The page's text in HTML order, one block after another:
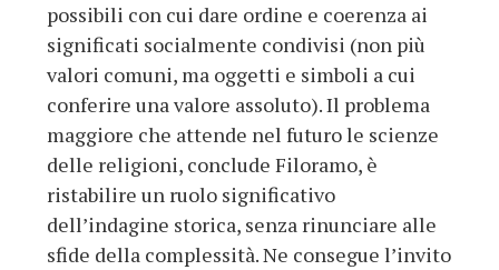
possibili con cui dare ordine e coerenza ai
significati socialmente condivisi (non più
valori comuni, ma oggetti e simboli a cui
conferire una valore assoluto). Il problema
maggiore che attende nel futuro le scienze
delle religioni, conclude Filoramo, è
ristabilire un ruolo significativo
dell’indagine storica, senza rinunciare alle
sfide della complessità. Ne consegue l’invito